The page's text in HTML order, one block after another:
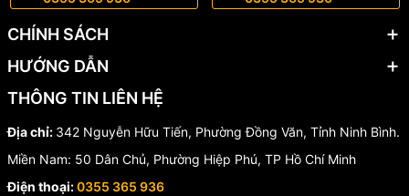
CHÍNH SÁCH
HƯỚNG DẪN
THÔNG TIN LIÊN HỆ
Địa chỉ: 342 Nguyễn Hữu Tiến, Phường Đồng Văn, Tỉnh Ninh Bình.
Miền Nam: 50 Dân Chủ, Phường Hiệp Phú, TP Hồ Chí Minh
Điện thoại:0355 365 936